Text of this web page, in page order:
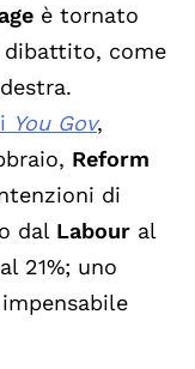
è tornato
dibattito, come
You Gov,
Reform
di
dal Labour al
21%; uno